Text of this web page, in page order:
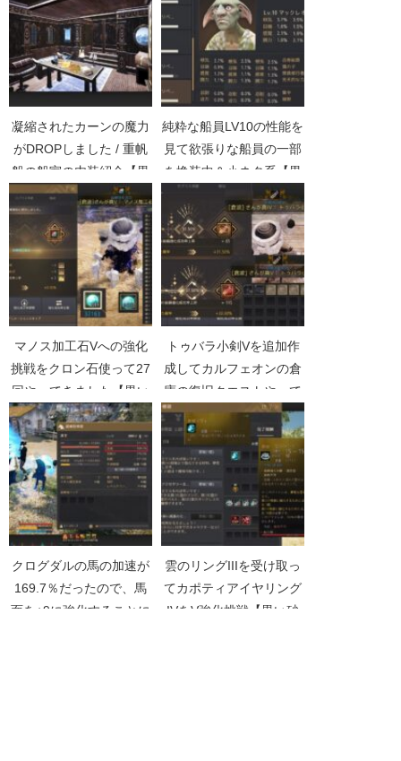
凝縮されたカーンの魔力
がDROPしました / 重帆
船の船室の内装紹介【黒
い砂漠Part2924】
純粋な船員LV10の性能を
見て欲張りな船員の一部
を換装中＆小ネタ系【黒
い砂漠Part3103】
マノス加工石Vへの強化
挑戦をクロン石使って27
回やってきました【黒い
砂漠Part4415】
トゥバラ小剣Vを追加作
成してカルフェオンの倉
庫の復旧クエストやって
きた【黒い砂漠
Part3651】
クログダルの馬の加速が
169.7％だったので、馬
面を+9に強化することに
雲のリングIIIを受け取っ
てカポティアイヤリング
IVをV強化挑戦【黒い砂